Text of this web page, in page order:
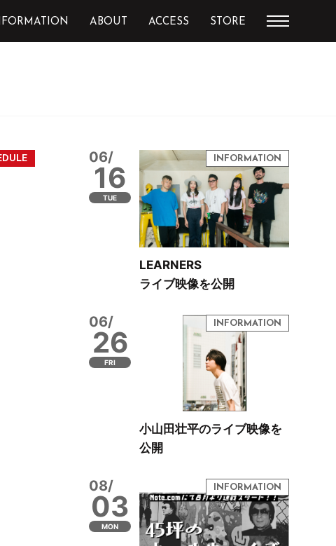
ABOUT ACCESS STORE
06/
16
TUE
LEARNERS
ライブ映像を公開
06/
26
FRI
小山田壮平のライブ映像を
公開
08/
03
MON